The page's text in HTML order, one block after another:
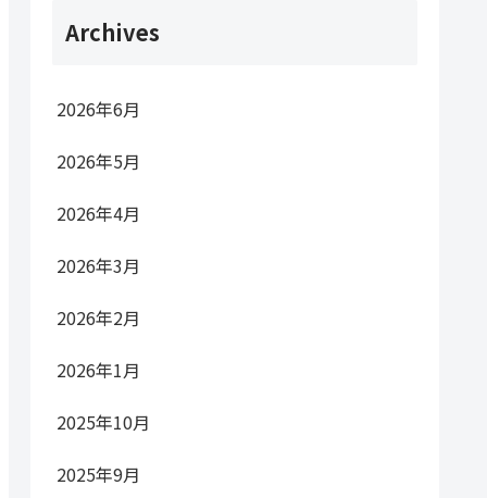
Archives
2026年6月
2026年5月
2026年4月
2026年3月
2026年2月
2026年1月
2025年10月
2025年9月